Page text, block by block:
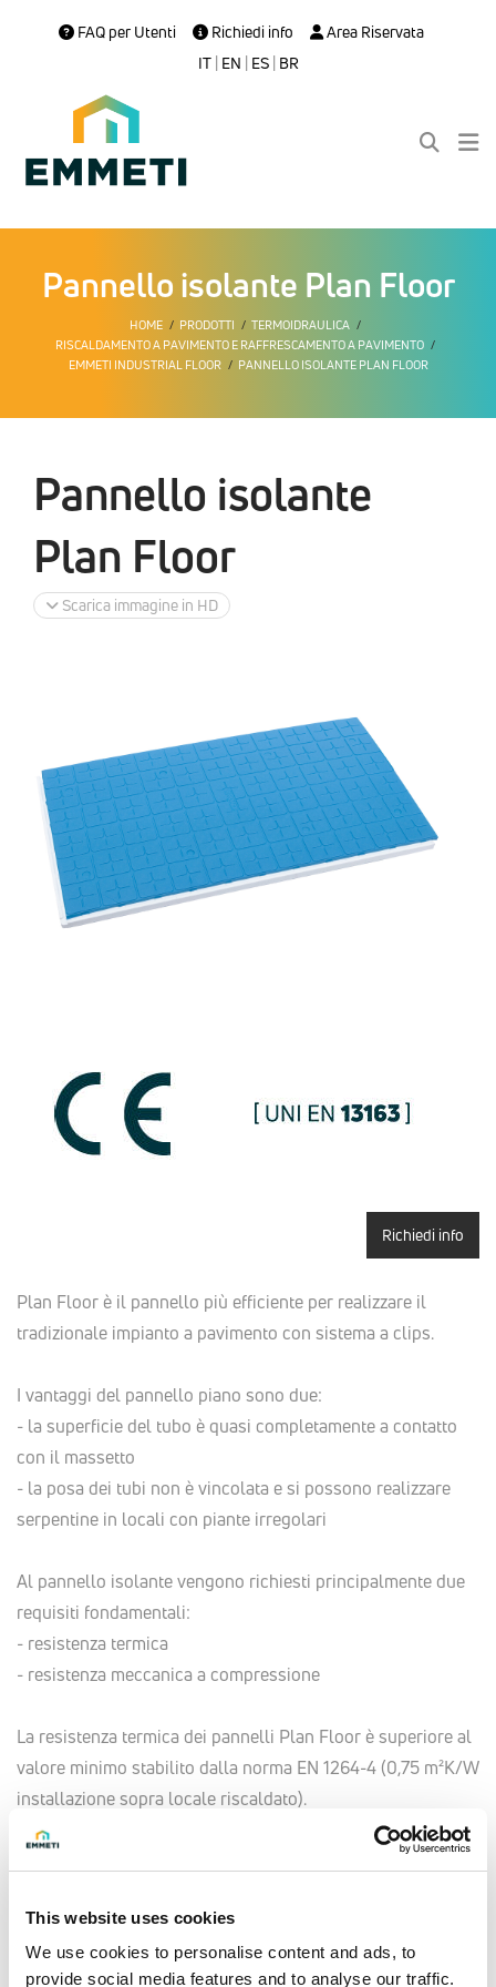
This website uses cookies
We use cookies to personalise content and ads, to
provide social media features and to analyse our traffic.
FAQ per Utenti Richiedi info
Area Riservata
IT| EN | ES| BR
Pannello isolante Plan Floor
HOME PRODOTTI
TERMOIDRAULICA
RISCALDAMENTO A PAVIMENTO E RAFFRESCAMENTO A PAVIMENTO
EMMETI INDUSTRIAL FLOOR
PANNELLO ISOLANTE PLAN FLOOR
Pannello isolante
Plan Floor
Scarica immagine in HD
Richiedi info
Plan Floor è il pannello più efficiente per realizzare il
tradizionale impianto a pavimento con sistema a clips.
I vantaggi del pannello piano sono due:
- la superficie del tubo è quasi completamente a contatto
con il massetto
- la posa dei tubi non è vincolata e si possono realizzare
serpentine in locali con piante irregolari
Al pannello isolante vengono richiesti principalmente due
requisiti fondamentali:
- resistenza termica
- resistenza meccanica a compressione
La resistenza termica dei pannelli Plan Floor è superiore al
valore minimo stabilito dalla norma EN 1264-4 (0,75 m²K/W
installazione sopra locale riscaldato).
Il polistirene espanso ha confermato negli anni l’idoneità ad
essere sottoposto a carichi di compressione per lunghi
Plan Floor semplifica la posa dell’isolamento e delle
tubazioni grazie agli incastri perimetrali ed all’impronta